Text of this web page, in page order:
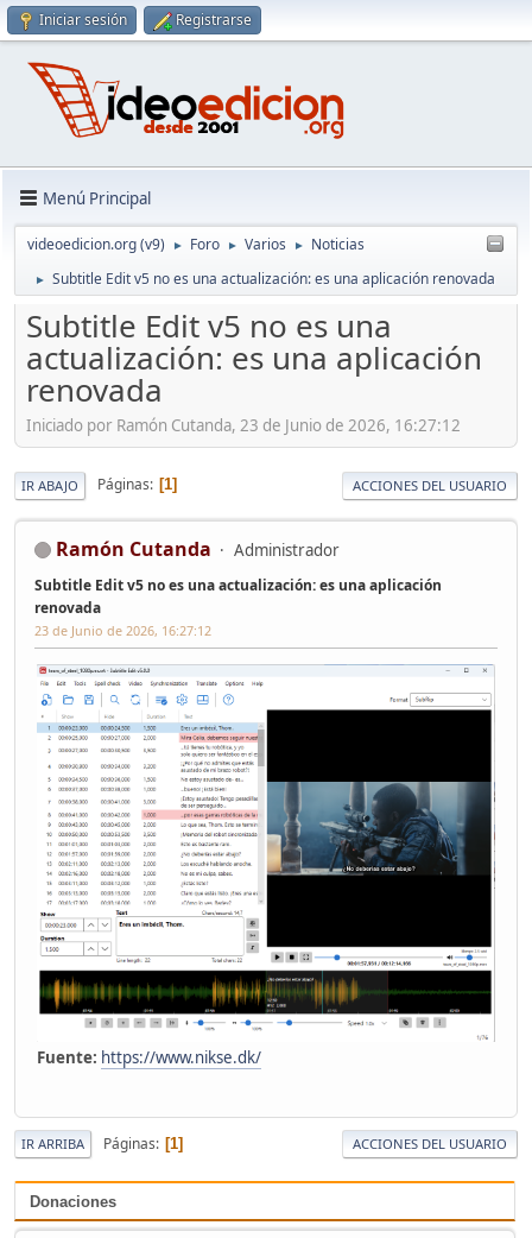
Iniciar sesión Registrarse
Menú Principal
videoedicion.org (v9) ► Foro ► Varios ► Noticias
► Subtitle Edit v5 no es una actualización: es una aplicación renovada
Donaciones
Subtitle Edit v5 no es una
actualización: es una aplicación
renovada
Iniciado por Ramón Cutanda, 23 de Junio de 2026, 16:27:12
IR ABAJO Páginas 1 ACCIONES DEL USUARIO
Ramón Cutanda Administrador
Subtitle Edit v5 no es una actualización: es una aplicación
renovada
23 de Junio de 2026, 16:27:12
Fuente: https://www.nikse.dk/
IR ARRIBA Páginas 1 ACCIONES DEL USUARIO